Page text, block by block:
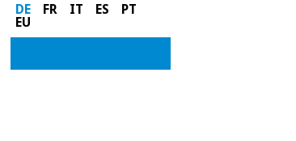
DE FR IT ES
PT
EU